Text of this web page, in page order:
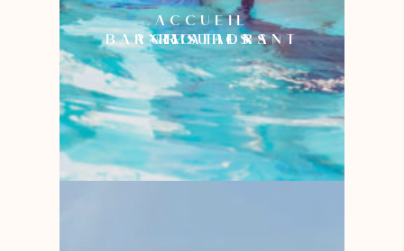
BAR-RESTAURANT
ACCUEIL
GROUPES
ANIMATIONS